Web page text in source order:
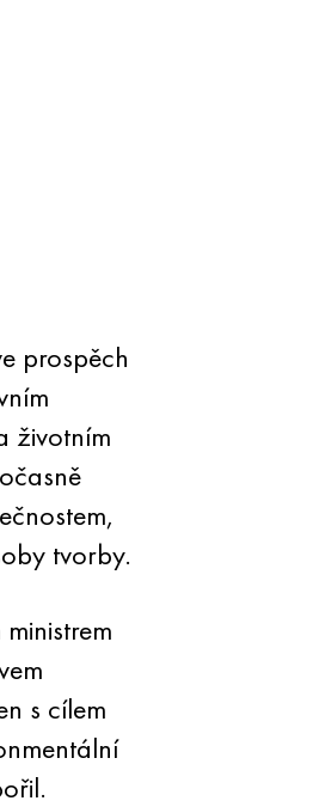
prospěch
životním
tvorby.
s cílem